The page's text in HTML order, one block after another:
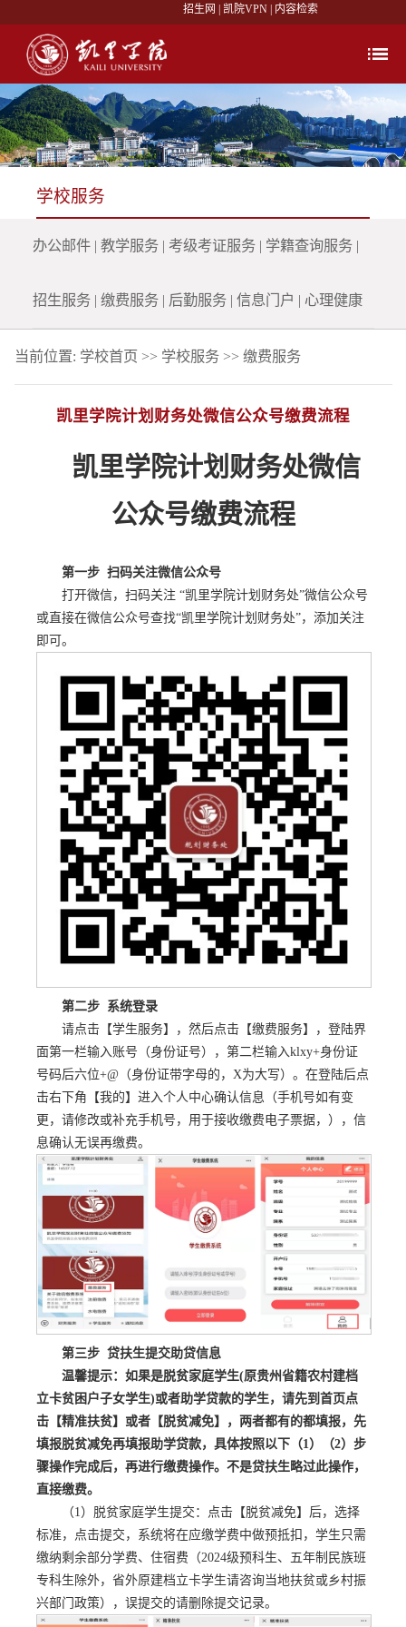
招生网 凯院VPN 内容检索
学校服务
办公邮件| 教学服务| 考级考证服务| 学籍查询服务|
招生服务| 缴费服务| 后勤服务| 信息门户 | 心理健康
当前位置: 学校首页 >> 学校服务>> 缴费服务
凯里学​院计划财务处微信公众号缴费流程
凯里学院计划财务处微信
公众号缴费流程
第一步 扫码关注微信公众号
打开微信，扫码关注 “凯里学院计划财务处”微信公众号
或直接在微信公众号查找“凯里学院计划财务处”，添加关注
即可。
第二步 系统登录
请点击【学生服务】，然后点击【缴费服务】，登陆界
面第一栏输入账号（身份证号），第二栏输入klxy+身份证
号码后六位+@（身份证带字母的，X为大写）。在登陆后点
击右下角【我的】进入个人中心确认信息（手机号如有变
更，请修改或补充手机号，用于接收缴费电子票据，），信
息确认无误再缴费。
第三步 贷扶生提交助贷信息
温馨提示：如果是脱贫家庭学生(原贵州省籍农村建档
立卡贫困户子女学生)或者助学贷款的学生，请先到首页点
击【精准扶贫】或者【脱贫减免】，两者都有的都填报，先
填报脱贫减免再填报助学贷款，具体按照以下（1）（2）步
骤操作完成后，再进行缴费操作。不是贷扶生略过此操作，
直接缴费。
（1）脱贫家庭学生提交：点击【脱贫减免】后，选择
标准，点击提交，系统将在应缴学费中做预抵扣，学生只需
缴纳剩余部分学费、住宿费（2024级预科生、五年制民族班
专科生除外，省外原建档立卡学生请咨询当地扶贫或乡村振
兴部门政策），误提交的请删除提交记录。